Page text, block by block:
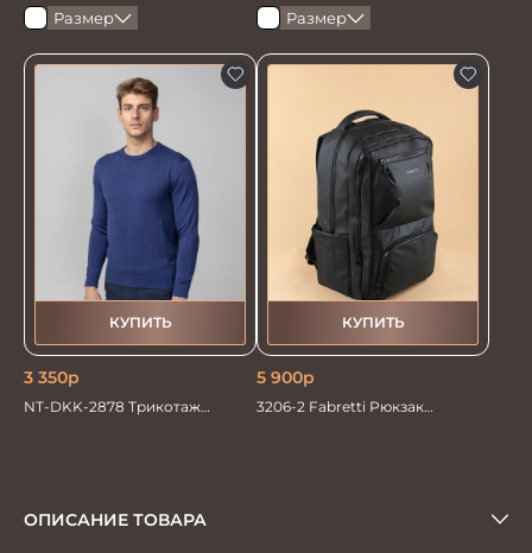
Размер
КУПИТЬ
3 350р
NT-DKK-2878 Трикотаж
Размер
КУПИТЬ
5 900р
3206-2 Fabretti Рюкзак
ОПИСАНИЕ ТОВАРА